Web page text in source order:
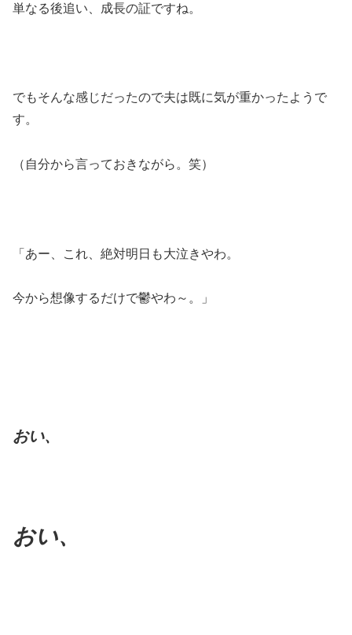
単なる後追い、成長の証ですね。
でもそんな感じだったので夫は既に気が重かったようで
す。
（自分から言っておきながら。笑）
「あー、これ、絶対明日も大泣きやわ。
今から想像するだけで鬱やわ～。」
おい、
おい、